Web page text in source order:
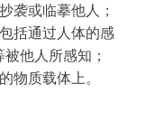
袭或临摹他人；
括通过人体的感
他人所感知；
物质载体上。